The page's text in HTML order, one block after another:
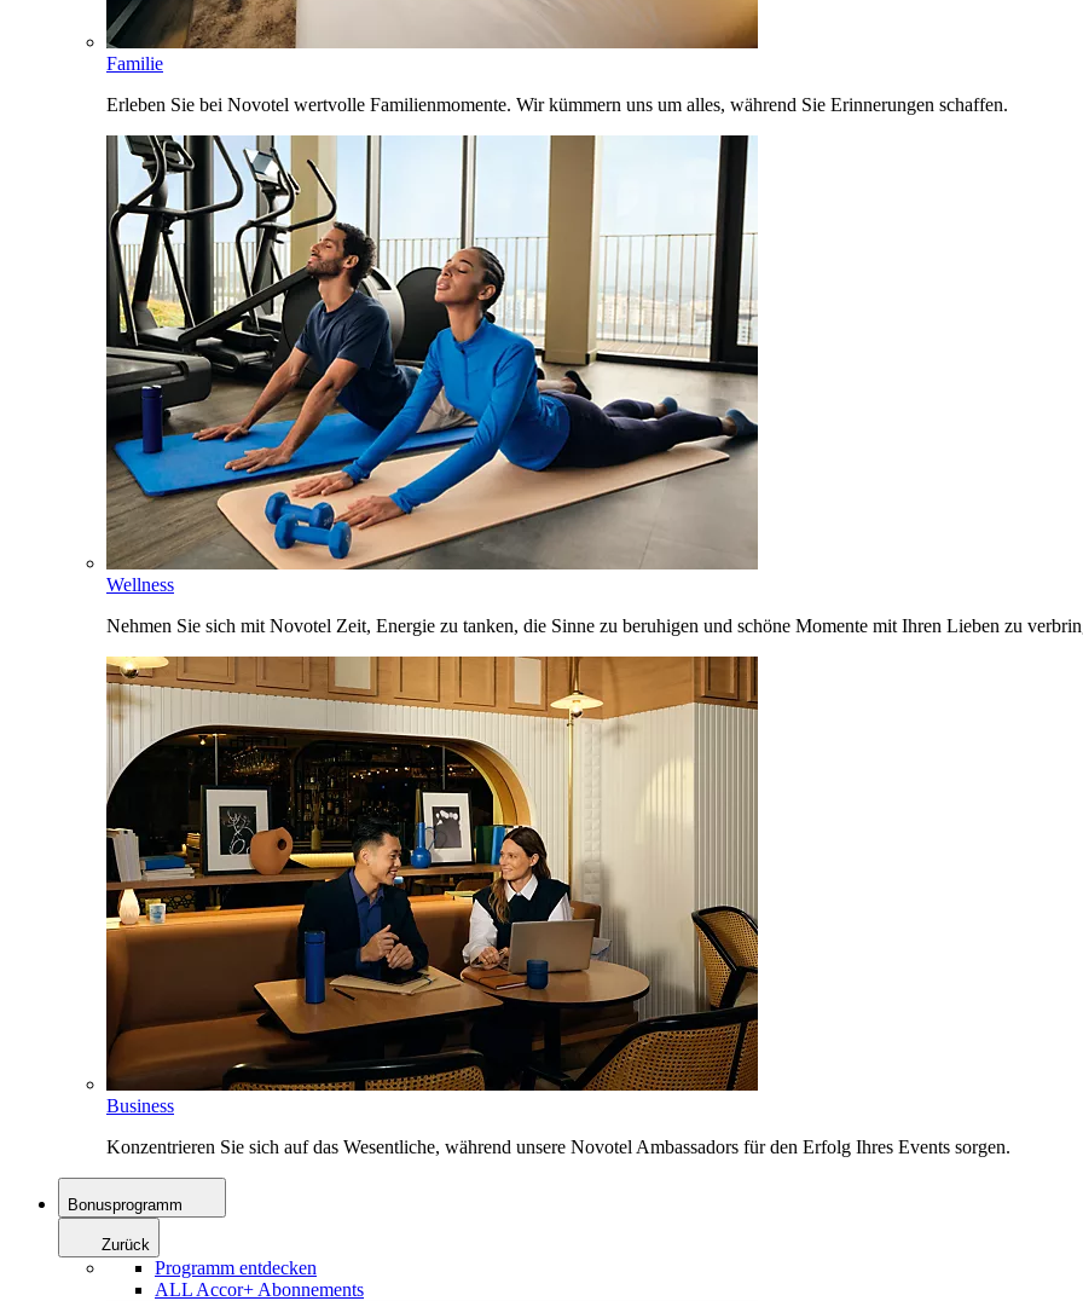
Familie
Erleben Sie bei Novotel wertvolle Familienmomente. Wir kümmern uns um alles, während Sie Erinnerungen schaffen.
Wellness
Nehmen Sie sich mit Novotel Zeit, Energie zu tanken, die Sinne zu beruhigen und schöne Momente mit Ihren Lieben zu
Business
Konzentrieren Sie sich auf das Wesentliche, während unsere Novotel Ambassadors für den Erfolg Ihres Events sorgen.
Bonusprogramm
Zurück
Programm entdecken
ALL Accor+ Abonnements